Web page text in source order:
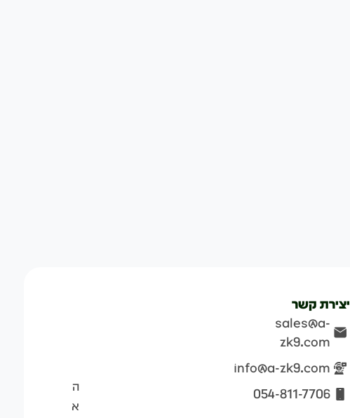
יצירת קשר
sales@a-
zk9.com
info@a-zk9.com
054-811-7706
ה
א